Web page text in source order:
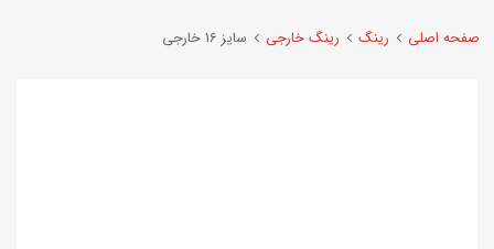
صفحه اصلی رینگ رینگ خارجی سایز 16 خارجی